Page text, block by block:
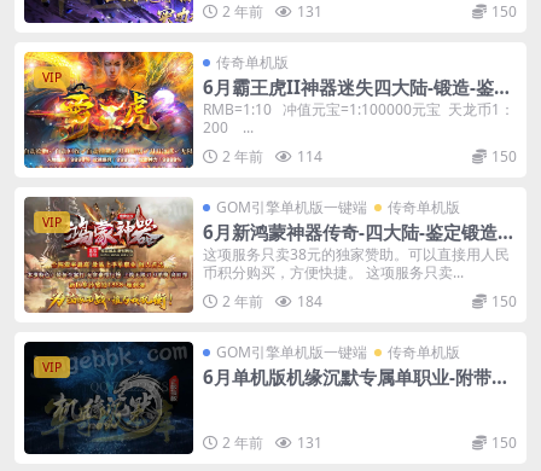
2 年前
131 150
VIP
传奇单机版
6月霸王虎II神器迷失四大陆-锻造-鉴
定-棋盘-GM后台
RMB=1:10 冲值元宝=1:100000元宝 天龙币1：
200 ...
2 年前
114 150
VIP
GOM引擎单机版一键端 传奇单机版
6月新鸿蒙神器传奇-四大陆-鉴定锻造强
化加星-骰王-魂骨-可视化GM后台
这项服务只卖38元的独家赞助。可以直接用人民
币积分购买，方便快捷。 这项服务只卖...
2 年前
184 150
VIP
GOM引擎单机版一键端 传奇单机版
6月单机版机缘沉默专属单职业-附带G
2 年前 131 150